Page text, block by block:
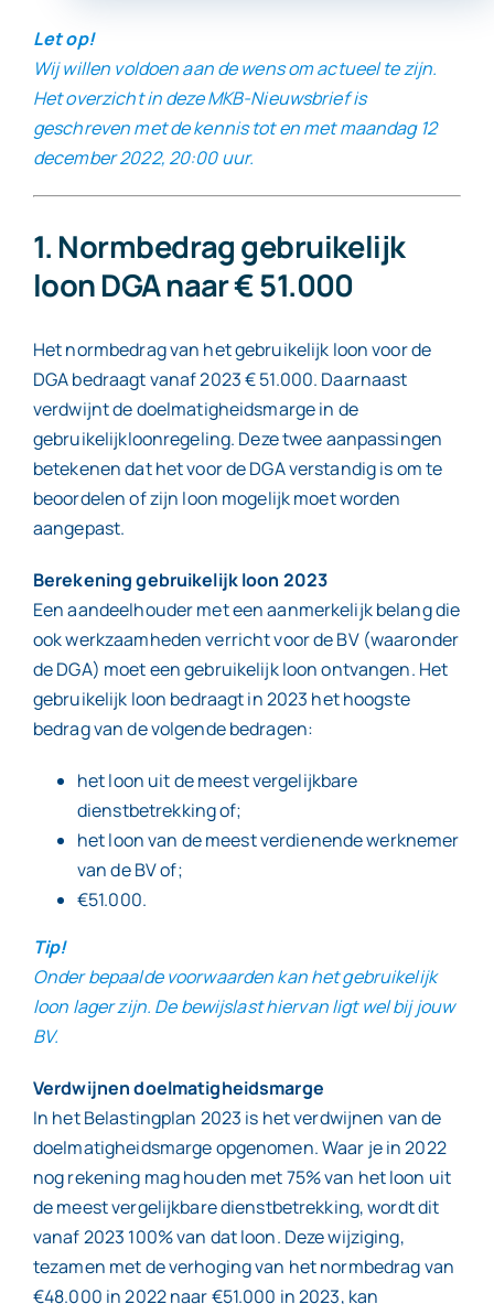
Contact
Let op!
Wij willen voldoen aan de wens om actueel te zijn.
Het overzicht in deze MKB-Nieuwsbrief is
geschreven met de kennis tot en met maandag 12
december 2022, 20:00 uur.
1. Normbedrag gebruikelijk
loon DGA naar € 51.000
Het normbedrag van het gebruikelijk loon voor de
DGA bedraagt vanaf 2023 € 51.000. Daarnaast
verdwijnt de doelmatigheidsmarge in de
gebruikelijkloonregeling. Deze twee aanpassingen
betekenen dat het voor de DGA verstandig is om te
beoordelen of zijn loon mogelijk moet worden
aangepast.
Berekening gebruikelijk loon 2023
Een aandeelhouder met een aanmerkelijk belang die
ook werkzaamheden verricht voor de BV (waaronder
de DGA) moet een gebruikelijk loon ontvangen. Het
gebruikelijk loon bedraagt in 2023 het hoogste
bedrag van de volgende bedragen:
het loon uit de meest vergelijkbare
dienstbetrekking of;
het loon van de meest verdienende werknemer
van de BV of;
€51.000.
Tip!
Onder bepaalde voorwaarden kan het gebruikelijk
loon lager zijn. De bewijslast hiervan ligt wel bij jouw
BV.
Verdwijnen doelmatigheidsmarge
In het Belastingplan 2023 is het verdwijnen van de
doelmatigheidsmarge opgenomen. Waar je in 2022
nog rekening mag houden met 75% van het loon uit
de meest vergelijkbare dienstbetrekking, wordt dit
vanaf 2023 100% van dat loon. Deze wijziging,
tezamen met de verhoging van het normbedrag van
€48.000 in 2022 naar €51.000 in 2023, kan